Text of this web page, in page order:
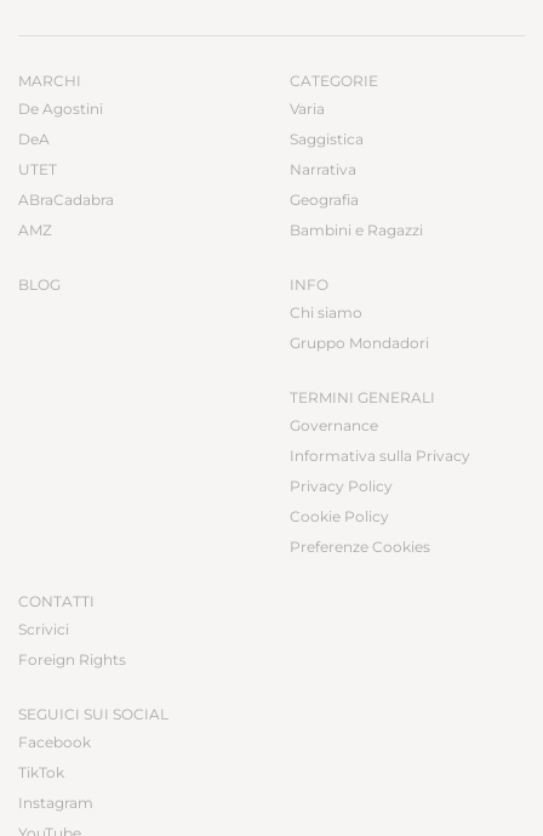
MARCHI
De Agostini
DeA
UTET
ABraCadabra
AMZ
BLOG
CATEGORIE
Varia
Saggistica
Narrativa
Geografia
Bambini e Ragazzi
INFO
Chi siamo
Gruppo Mondadori
TERMINI GENERALI
Governance
Informativa sulla Privacy
Privacy Policy
Cookie Policy
Preferenze Cookies
CONTATTI
Scrivici
Foreign Rights
SEGUICI SUI SOCIAL
Facebook
TikTok
Instagram